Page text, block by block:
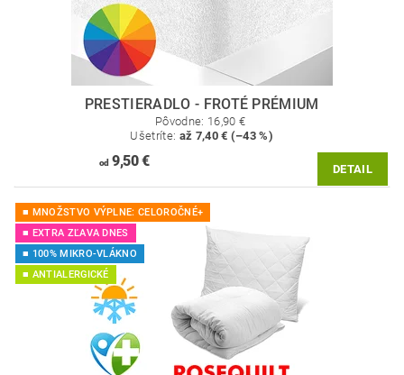
PRESTIERADLO - FROTÉ PRÉMIUM
Pôvodne: 16,90 €
Ušetríte: až 7,40 € (–43 %)
od9,50 € DETAIL
■ MNOŽSTVO VÝPLNE: CELOROČNÉ+
■ EXTRA ZĽAVA DNES
■ 100% MIKRO-VLÁKNO
■ ANTIALERGICKÉ